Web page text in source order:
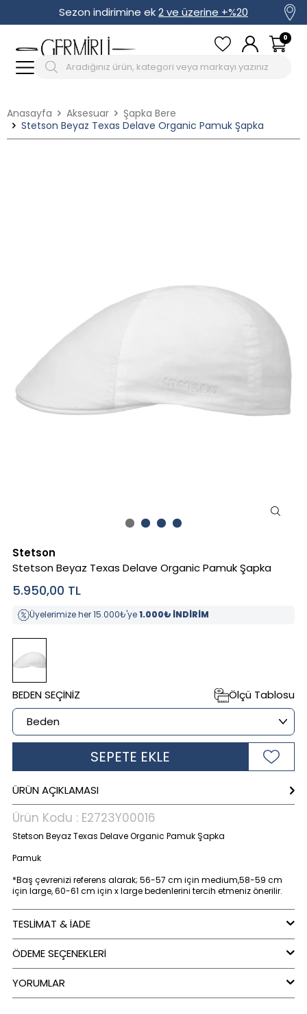
Sezon indirimine ek2 ve üzerine +%20
0
Anasayfa Aksesuar
Şapka Bere
Stetson Beyaz Texas Delave Organic Pamuk Şapka
Stetson
Stetson Beyaz Texas Delave Organic Pamuk Şapka
5.950,00 TL
Üyelerimize her 15.000₺'ye1.000₺ İNDİRİM
BEDEN SEÇINIZ Ölçü Tablosu
SEPETE EKLE
ÜRÜN AÇIKLAMASI
Ürün Kodu : E2723Y00016
Stetson Beyaz Texas Delave Organic Pamuk Şapka
Pamuk
*Baş çevrenizi referens alarak; 56-57 cm için medium,58-59 cm
için large, 60-61 cm için x large bedenlerini tercih etmeniz önerilir.
TESLİMAT & İADE
ÖDEME SEÇENEKLERI
YORUMLAR